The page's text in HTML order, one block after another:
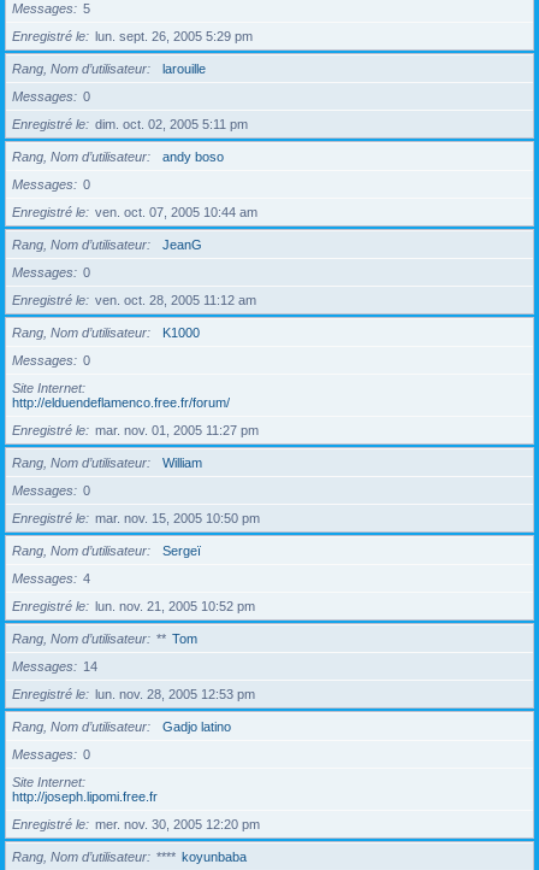
Messages
5
Enregistré le
lun. sept. 26, 2005 5:29 pm
Rang, Nom d’utilisateur
larouille
Messages
0
Enregistré le
dim. oct. 02, 2005 5:11 pm
Rang, Nom d’utilisateur
andy boso
Messages
0
Enregistré le
ven. oct. 07, 2005 10:44 am
Rang, Nom d’utilisateur
JeanG
Messages
0
Enregistré le
ven. oct. 28, 2005 11:12 am
Rang, Nom d’utilisateur
K1000
Messages
0
Site Internet
http://elduendeflamenco.free.fr/forum/
Enregistré le
mar. nov. 01, 2005 11:27 pm
Rang, Nom d’utilisateur
William
Messages
0
Enregistré le
mar. nov. 15, 2005 10:50 pm
Rang, Nom d’utilisateur
Sergeï
Messages
4
Enregistré le
lun. nov. 21, 2005 10:52 pm
Rang, Nom d’utilisateur ** Tom
Messages
14
Enregistré le
lun. nov. 28, 2005 12:53 pm
Rang, Nom d’utilisateur
Gadjo latino
Messages
0
Site Internet
http://joseph.lipomi.free.fr
Enregistré le
mer. nov. 30, 2005 12:20 pm
Rang, Nom d’utilisateur **** koyunbaba